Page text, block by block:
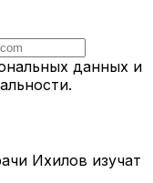
данных и
.
Ихилов изучат